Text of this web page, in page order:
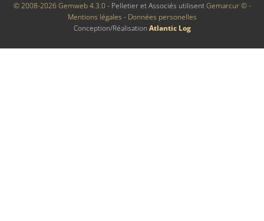
© 2008-2026 Gemweb 4.3.0- Pelletier et Associés utilisentGemarcur ©-
Mentions légales - Données personelles
Conception/Réalisation Atlantic Log